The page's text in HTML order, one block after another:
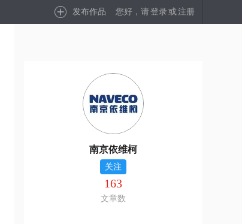
发布作品 您好，请登录 或注册
南京依维柯
关注
163
文章数